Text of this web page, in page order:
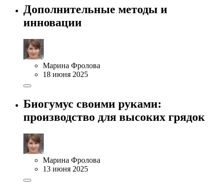
Дополнительные методы и
инновации
Марина Фролова
18 июня 2025
Биогумус своими руками:
производство для высоких грядок
Марина Фролова
13 июня 2025